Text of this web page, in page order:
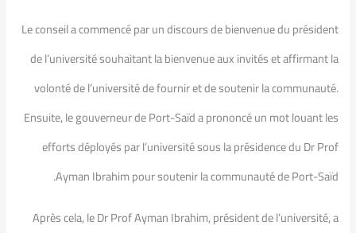
Le conseil a commencé par un discours de bienvenue du président
de l’université souhaitant la bienvenue aux invités et affirmant la
volonté de l’université de fournir et de soutenir la communauté.
Ensuite, le gouverneur de Port-Saïd a prononcé un mot louant les
efforts déployés par l’université sous la présidence du Dr Prof
Ayman Ibrahim pour soutenir la communauté de Port-Saïd.
Après cela, le Dr Prof Ayman Ibrahim, président de l’université, a